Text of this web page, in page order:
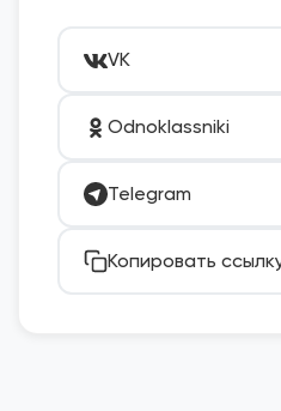
VK
Odnoklassniki
Telegram
Копировать